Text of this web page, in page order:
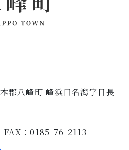
郡八峰町 峰浜目名潟字目長
：0185-76-2113